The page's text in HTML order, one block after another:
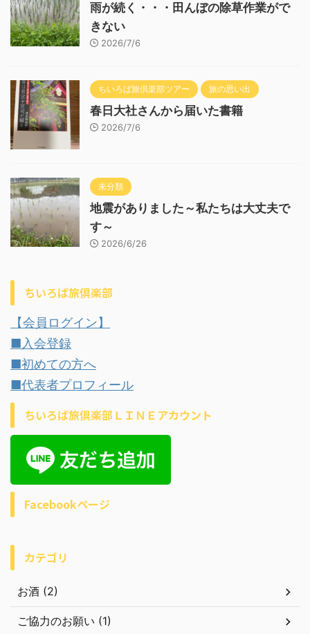
雨が続く・・・田んぼの除草作業がで
きない
2026/7/6
ちいろば旅倶楽部ツアー 旅の思い出
春日大社さんから届いた書籍
2026/7/6
未分類
地震がありました～私たちは大丈夫で
す～
2026/6/26
ちいろば旅倶楽部
【会員ログイン】
■入会登録
■初めての方へ
■代表者プロフィール
ちいろば旅倶楽部ＬＩＮＥアカウント
Facebookページ
カテゴリ
お酒 (2)
ご協力のお願い (1)